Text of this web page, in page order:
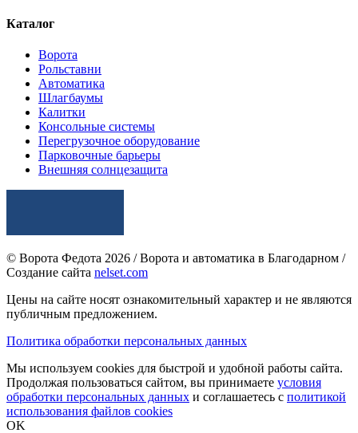
Каталог
Ворота
Рольставни
Автоматика
Шлагбаумы
Калитки
Консольные системы
Перегрузочное оборудование
Парковочные барьеры
Внешняя солнцезащита
© Ворота Федота 2026 / Ворота и автоматика в Благодарном /
Создание сайта nelset.com
Цены на сайте носят ознакомительный характер и не являются
публичным предложением.
Политика обработки персональных данных
Мы используем cookies для быстрой и удобной работы сайта.
Продолжая пользоваться сайтом, вы принимаете условия
обработки персональных данных и соглашаетесь с политикой
использования файлов cookies
OK